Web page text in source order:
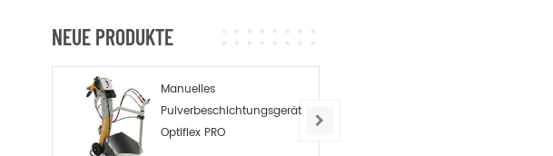
NEUE PRODUKTE
Manuelles
Pulverbeschichtungsgerät
Optiflex PRO